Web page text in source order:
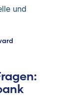
und